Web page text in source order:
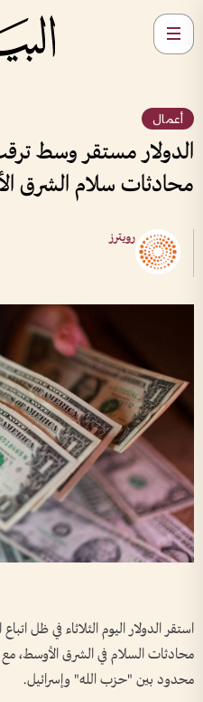
أعمال
الدولار مستقر وسط
محادثات سلام الشرق
رويترز
استقر الدولار اليوم الثلاثاء في ظل
محادثات السلام في الشرق الأوسط،
محدود بين "‌حزب الله" وإسرائيل.